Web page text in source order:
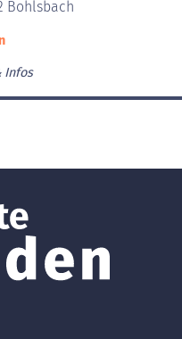
Bohlsbach
Infos